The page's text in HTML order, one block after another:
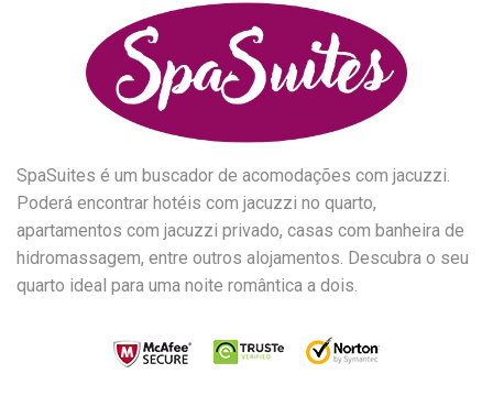
SpaSuites é um buscador de acomodações com jacuzzi.
Poderá encontrar hotéis com jacuzzi no quarto,
apartamentos com jacuzzi privado, casas com banheira de
hidromassagem, entre outros alojamentos. Descubra o seu
quarto ideal para uma noite romântica a dois.